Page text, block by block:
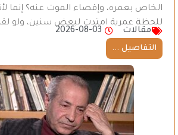
الخاص بعمره، وإقصاء الموت عنه؟ إنما
للحظة عمرية امتدت لبعض سنين، ولو
مقالات
2026-08-03
التفاصيل ...